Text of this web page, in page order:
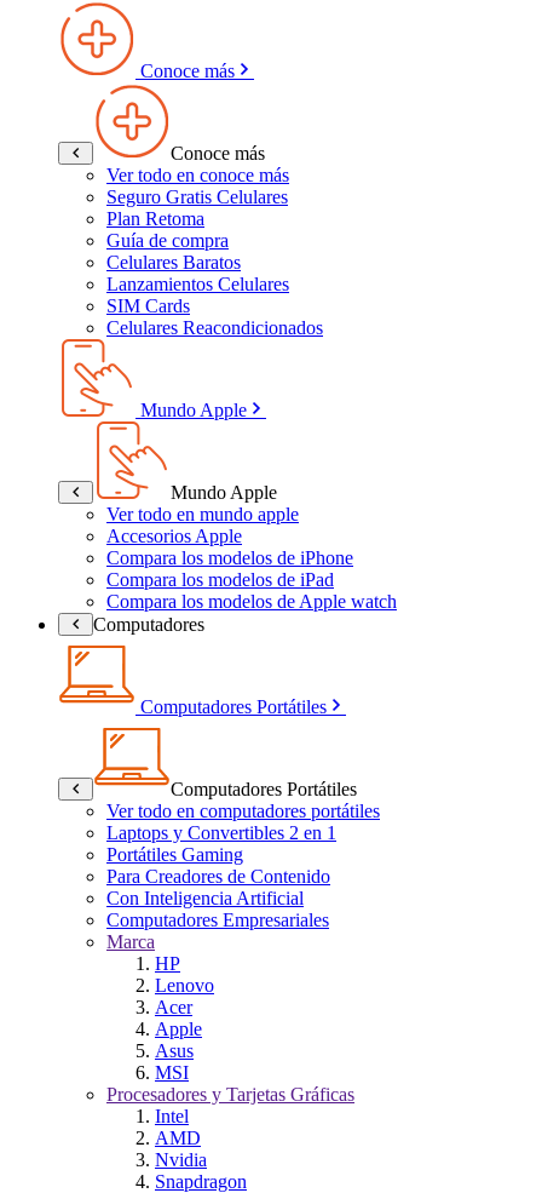
Conoce más
Conoce más
Ver todo en conoce más
Seguro Gratis Celulares
Plan Retoma
Guía de compra
Celulares Baratos
Lanzamientos Celulares
SIM Cards
Celulares Reacondicionados
Mundo Apple
Mundo Apple
Ver todo en mundo apple
Accesorios Apple
Compara los modelos de iPhone
Compara los modelos de iPad
Compara los modelos de Apple watch
Computadores
Computadores Portátiles
Computadores Portátiles
Ver todo en computadores portátiles
Laptops y Convertibles 2 en 1
Portátiles Gaming
Para Creadores de Contenido
Con Inteligencia Artificial
Computadores Empresariales
Marca
HP
Lenovo
Acer
Apple
Asus
MSI
Procesadores y Tarjetas Gráficas
Intel
AMD
Nvidia
Snapdragon